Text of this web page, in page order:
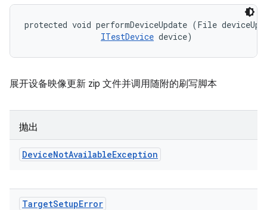
protected void performDeviceUpdate (File
ITestDevice device)
展开设备映像更新 zip 文件并调用随附的刷写脚本
抛出
DeviceNotAvailableException
TargetSetupError